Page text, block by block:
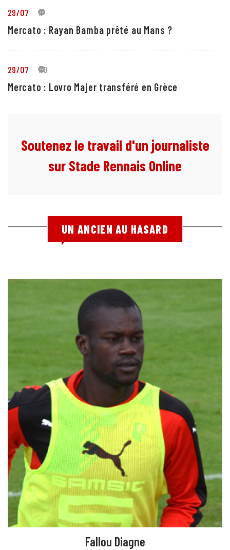
29/07 1
Mercato : Rayan Bamba prêté au Mans ?
29/07 10
Mercato : Lovro Majer transféré en Grèce
Soutenez le travail d'un journaliste
sur Stade Rennais Online
UN ANCIEN AU HASARD
Fallou Diagne